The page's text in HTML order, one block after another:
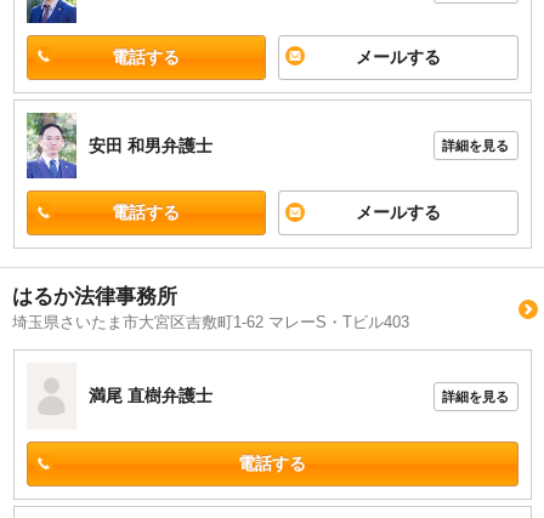
電話する メールする
安田 和男弁護士 詳細を見る
電話する メールする
はるか法律事務所
埼玉県さいたま市大宮区吉敷町1-62 マレーS・Tビル403
満尾 直樹弁護士 詳細を見る
電話する